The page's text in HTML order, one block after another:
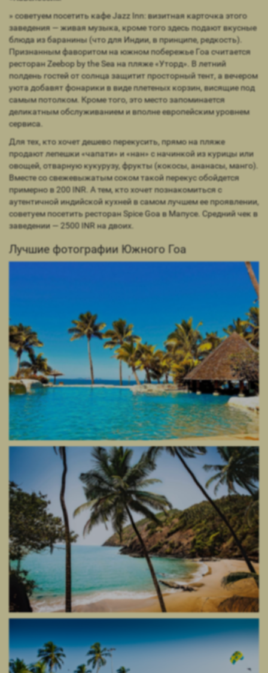
» советуем посетить кафе Jazz Inn: визитная карточка этого
заведения — живая музыка, кроме того здесь подают вкусные
блюда из баранины (что для Индии, в принципе, редкость).
Признанным фаворитом на южном побережье Гоа считается
ресторан Zeebop by the Sea на пляже «Уторд». В летний
полдень гостей от солнца защитит просторный тент, а вечером
уюта добавят фонарики в виде плетеных корзин, висящие под
самым потолком. Кроме того, это место запоминается
деликатным обслуживанием и вполне европейским уровнем
сервиса.
Для тех, кто хочет дешево перекусить, прямо на пляже
продают лепешки «чапати» и «нан» с начинкой из курицы или
овощей, отварную кукурузу, фрукты (кокосы, ананасы, манго).
Вместе со свежевыжатым соком такой перекус обойдется
примерно в 200 INR. А тем, кто хочет познакомиться с
аутентичной индийской кухней в самом лучшем ее проявлении,
советуем посетить ресторан Spice Goa в Мапусе. Средний чек в
заведении — 2500 INR на двоих.
Лучшие фотографии Южного Гоа